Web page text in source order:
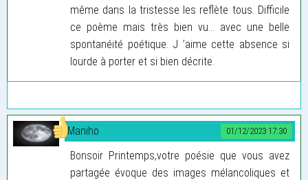
même dans la tristesse les reflète tous. Difficile
ce poème mais très bien vu… avec une belle
spontanéité poétique. J ’aime cette absence si
lourde à porter et si bien décrite.
01/12/2023 17:30
Maniho
Bonsoir Printemps,votre poésie que vous avez
partagée évoque des images mélancoliques et